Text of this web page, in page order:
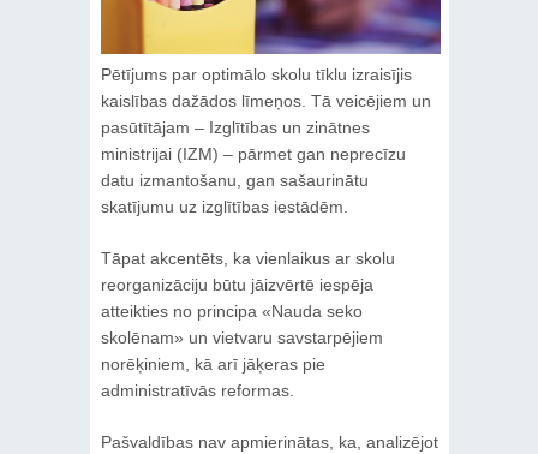
Pētījums par optimālo skolu tīklu izraisījis
kaislības dažādos līmeņos. Tā veicējiem un
pasūtītājam – Izglītības un zinātnes
ministrijai (IZM) – pārmet gan neprecīzu
datu izmantošanu, gan sašaurinātu
skatījumu uz izglītības iestādēm.
Tāpat akcentēts, ka vienlaikus ar skolu
reorganizāciju būtu jāizvērtē iespēja
atteikties no principa «Nauda seko
skolēnam» un vietvaru savstarpējiem
norēķiniem, kā arī jāķeras pie
administratīvās reformas.
Pašvaldības nav apmierinātas, ka, analizējot